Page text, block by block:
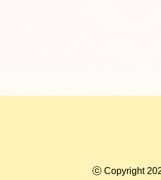
ⓒ Copyright